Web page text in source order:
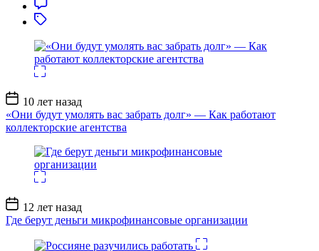
Дата
записи
10 лет назад
«Они будут умолять вас забрать долг» — Как работают
коллекторские агентства
Дата
записи
12 лет назад
Где берут деньги микрофинансовые организации